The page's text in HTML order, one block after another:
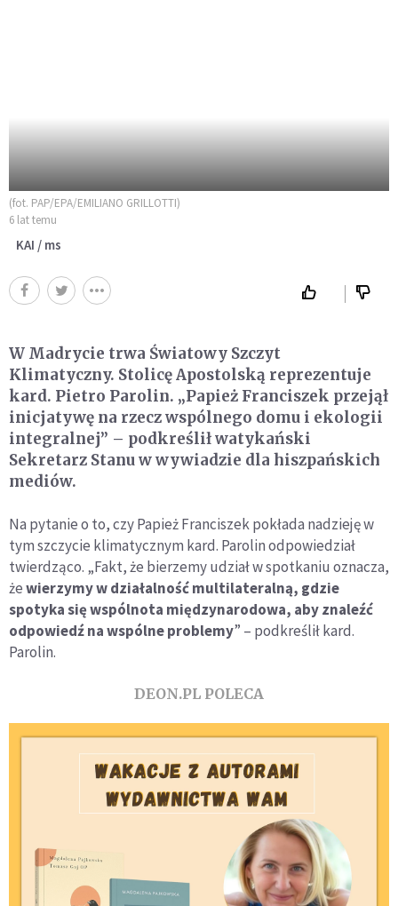
(fot. PAP/EPA/EMILIANO GRILLOTTI)
6 lat temu
KAI / ms
W Madrycie trwa Światowy Szczyt
Klimatyczny. Stolicę Apostolską reprezentuje
kard. Pietro Parolin. „Papież Franciszek przejął
inicjatywę na rzecz wspólnego domu i ekologii
integralnej” – podkreślił watykański
Sekretarz Stanu w wywiadzie dla hiszpańskich
mediów.
Na pytanie o to, czy Papież Franciszek pokłada nadzieję w
tym szczycie klimatycznym kard. Parolin odpowiedział
twierdząco. „Fakt, że bierzemy udział w spotkaniu oznacza,
żewierzymy w działalność multilateralną, gdzie
spotyka się wspólnota międzynarodowa, aby znaleźć
odpowiedź na wspólne problemy” – podkreślił kard.
Parolin.
DEON.PL POLECA